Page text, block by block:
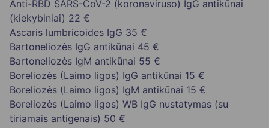
Anti-RBD SARS-CoV-2 (koronaviruso) IgG antikūnai
(kiekybiniai) 22 €
Ascaris lumbricoides IgG 35 €
Bartoneliozės IgG antikūnai 45 €
Bartoneliozės IgM antikūnai 55 €
Boreliozės (Laimo ligos) IgG antikūnai 15 €
Boreliozės (Laimo ligos) IgM antikūnai 15 €
Boreliozės (Laimo ligos) WB IgG nustatymas (su
tiriamais antigenais) 50 €